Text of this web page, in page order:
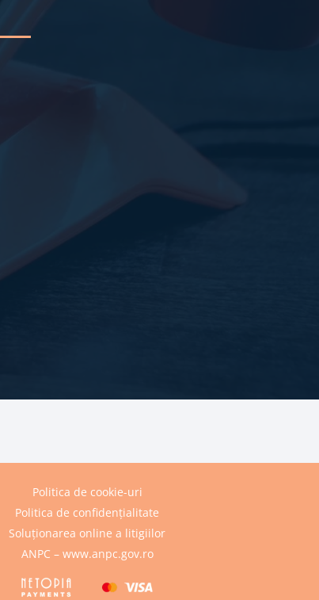
Politica de cookie-uri
Politica de confidențialitate
Soluționarea online a litigiilor
ANPC – www.anpc.gov.ro